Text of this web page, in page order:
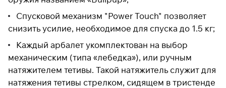
Спусковой механизм "Power Touch" позволяет
снизить усилие, необходимое для спуска до 1.5 кг;
Каждый арбалет укомплектован на выбор
механическим (типа «лебедка»), или ручным
натяжителем тетивы. Такой натяжитель служит для
натяжения тетивы стрелком, сидящем в тристенде